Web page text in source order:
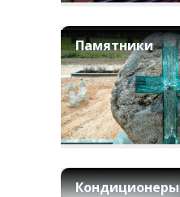
Памятники
Кондиционеры